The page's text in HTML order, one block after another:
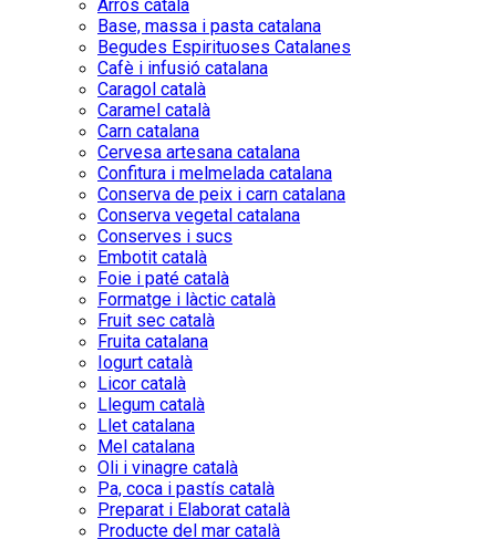
Arròs català
Base, massa i pasta catalana
Begudes Espirituoses Catalanes
Cafè i infusió catalana
Caragol català
Caramel català
Carn catalana
Cervesa artesana catalana
Confitura i melmelada catalana
Conserva de peix i carn catalana
Conserva vegetal catalana
Conserves i sucs
Embotit català
Foie i paté català
Formatge i làctic català
Fruit sec català
Fruita catalana
Iogurt català
Licor català
Llegum català
Llet catalana
Mel catalana
Oli i vinagre català
Pa, coca i pastís català
Preparat i Elaborat català
Producte del mar català